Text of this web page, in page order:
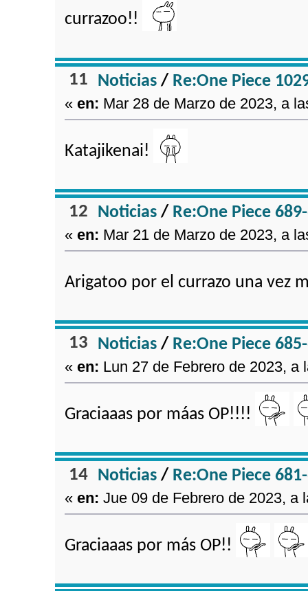
currazoo!!
11 Noticias/ Re:One Piece
«en: Mar 28 de Marzo de 2023, a
Katajikenai!
12 Noticias/ Re:One Piece
«en: Mar 21 de Marzo de 2023, a
Arigatoo por el currazo una vez
13 Noticias/ Re:One Piece
«en: Lun 27 de Febrero de 2023, a
Graciaaas por máas OP!!!!
14 Noticias/ Re:One Piece
«en: Jue 09 de Febrero de 2023, a
Graciaaas por más OP!!